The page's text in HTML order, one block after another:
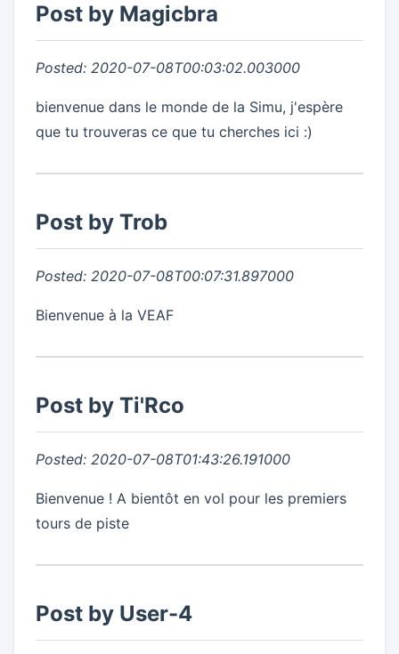
Post by Magicbra
Posted: 2020-07-08T00:03:02.003000
bienvenue dans le monde de la Simu, j'espère
que tu trouveras ce que tu cherches ici :)
Post by Trob
Posted: 2020-07-08T00:07:31.897000
Bienvenue à la VEAF
Post by Ti'Rco
Posted: 2020-07-08T01:43:26.191000
Bienvenue ! A bientôt en vol pour les premiers
tours de piste
Post by User-4